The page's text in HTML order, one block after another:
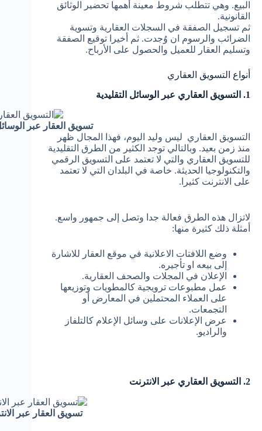
البيع. وهي تتطلب شروط معينة أهمها تحضير الوثائق
القانونية.
ثم تسجيل الصفقة في السجلات العقارية وتسوية
الضرائب والرسوم ان وُجدت. ثم أخيرا توقيع الصفقة
وتسليم العقار للعميل والحصول على الأرباح.
أنواع التسويق العقاري
1. التسويق العقاري عبر الوسائل التقليدية
تسويق العقار عبر
التسويق العقاري ليس وليد اليوم، فهذا المجال ظهر
منذ زمن بعيد. وبالتالي توجد الكثير من الطرق التقليدية
للتسويق العقاري والتي لا تعتمد على التسويق الرقمي
والتكنولوجيا الحديثة. خاصة في البلدان التي لا تعتمد
على الانترنت كثيرا.
لاتزال هذه الطرق فعالة جدا وتصل إلى جمهور واسع.
أمثلة ذلك كثيرة منها:
وضع اللافتات الاعلانية في موقع العقار للاشارة
إلى بيعه او تأجيره.
الإعلان في المجلات والصحف العقارية.
عمل مطبوعات ترويجية كالمطويات وتوزيعها
على العملاء المحتملين في المعارض أو
التجمعات.
عرض الإعلانات على وسائل الإعلام كالتلفاز
والراديو.
2. التسويق العقاري عبر الانترنت
تسويق العقار عبر